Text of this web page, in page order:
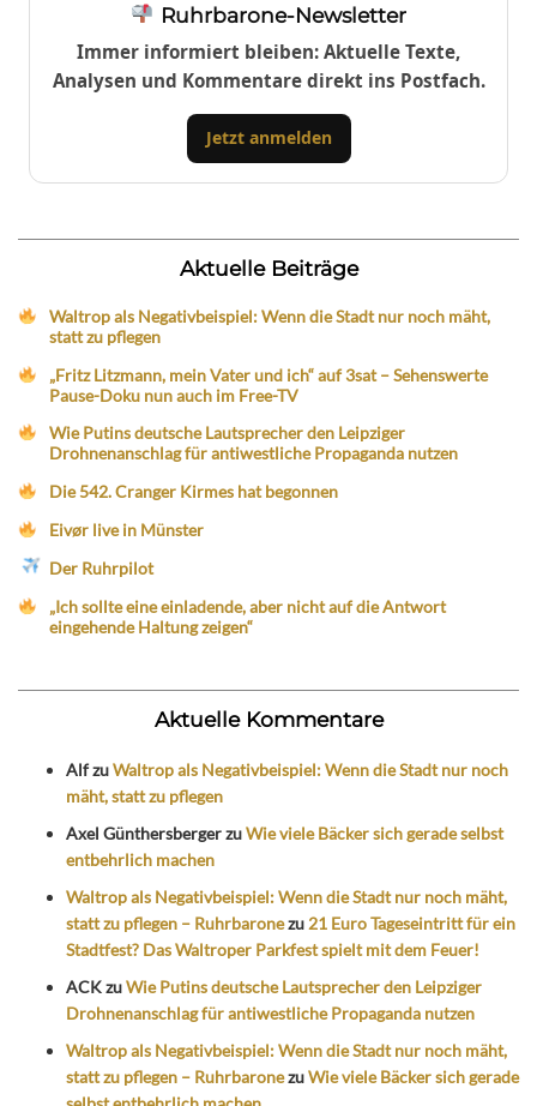
Ruhrbarone-Newsletter
Immer informiert bleiben: Aktuelle Texte,
Analysen und Kommentare direkt ins Postfach.
Jetzt anmelden
Aktuelle Beiträge
Waltrop als Negativbeispiel: Wenn die Stadt nur noch mäht,
statt zu pflegen
„Fritz Litzmann, mein Vater und ich“ auf 3sat – Sehenswerte
Pause-Doku nun auch im Free-TV
Wie Putins deutsche Lautsprecher den Leipziger
Drohnenanschlag für antiwestliche Propaganda nutzen
Die 542. Cranger Kirmes hat begonnen
Eivør live in Münster
Der Ruhrpilot
„Ich sollte eine einladende, aber nicht auf die Antwort
eingehende Haltung zeigen“
Aktuelle Kommentare
AlfzuWaltrop als Negativbeispiel: Wenn die Stadt nur noch
mäht, statt zu pflegen
Axel GünthersbergerzuWie viele Bäcker sich gerade selbst
entbehrlich machen
Waltrop als Negativbeispiel: Wenn die Stadt nur noch mäht,
statt zu pflegen – Ruhrbaronezu 21 Euro Tageseintritt für ein
Stadtfest? Das Waltroper Parkfest spielt mit dem Feuer!
ACKzuWie Putins deutsche Lautsprecher den Leipziger
Drohnenanschlag für antiwestliche Propaganda nutzen
Waltrop als Negativbeispiel: Wenn die Stadt nur noch mäht,
statt zu pflegen – RuhrbaronezuWie viele Bäcker sich gerade